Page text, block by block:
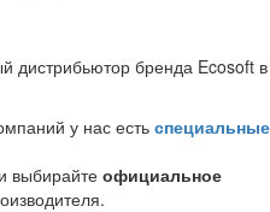
дистрибьютор бренда Ecosoft в
у нас есть специальные
выбирайте официальное